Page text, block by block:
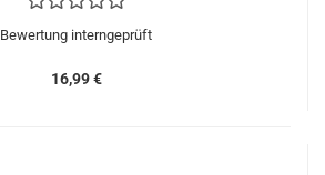
Bewertung interngeprüft
16,99 €